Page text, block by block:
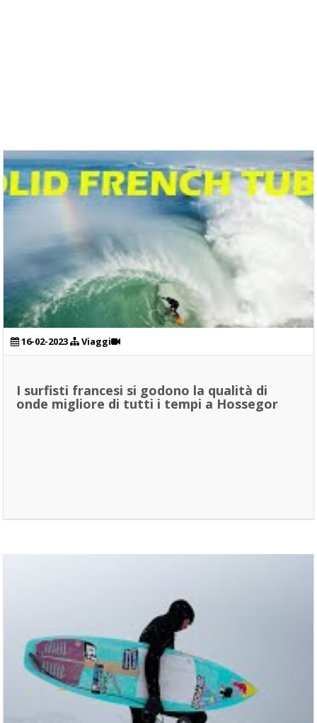
16-02-2023 Viaggi
I surfisti francesi si godono la qualità di
onde migliore di tutti i tempi a Hossegor